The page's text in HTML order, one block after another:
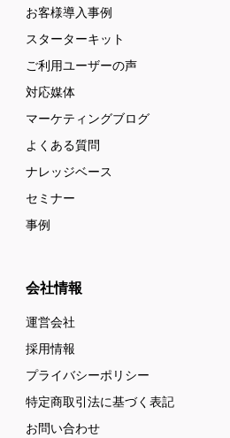
お客様導入事例
スターターキット
ご利用ユーザーの声
対応媒体
マーケティングブログ
よくある質問
ナレッジベース
セミナー
事例
会社情報
運営会社
採用情報
プライバシーポリシー
特定商取引法に基づく表記
お問い合わせ